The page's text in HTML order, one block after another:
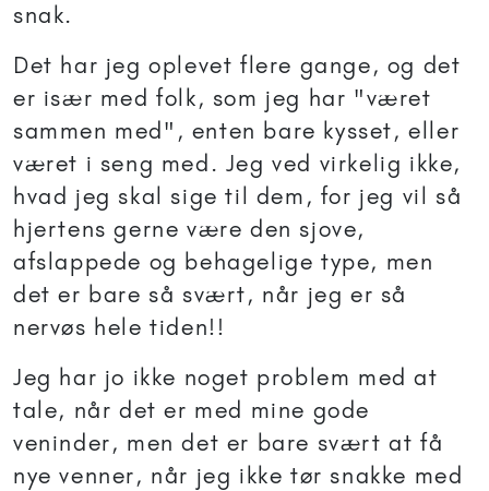
snak.
Det har jeg oplevet flere gange, og det
er især med folk, som jeg har "været
sammen med", enten bare kysset, eller
været i seng med. Jeg ved virkelig ikke,
hvad jeg skal sige til dem, for jeg vil så
hjertens gerne være den sjove,
afslappede og behagelige type, men
det er bare så svært, når jeg er så
nervøs hele tiden!!
Jeg har jo ikke noget problem med at
tale, når det er med mine gode
veninder, men det er bare svært at få
nye venner, når jeg ikke tør snakke med